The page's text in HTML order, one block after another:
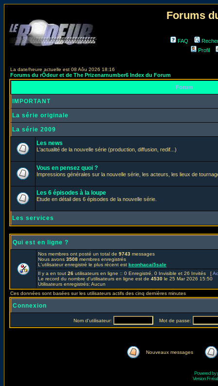
Forums
FAQ
Profil
La date/heure actuelle est 08 Aôu 2026 18:16
Forums du rÔdeur et de The Prizenarnumber6 Index du Forum
Forum
IMPORTANT
La série originale
La série 2009
Les news
L'actualité de la nouvelle série (production, diffusion, redif...)
Vous en pensez quoi ?
Impressions générales sur la nouvelle série, les acteurs, les lieux de
Les 6 épisodes à la loupe
Etude en détail des 6 épisodes de la nouvelle série.
Les services
Qui est en ligne ?
Nos membres ont posté un total de 9743 messages
Nous avons 3508 membres enregistrés
L'utilisateur enregistré le plus récent est keonhacai5sale
Il y a en tout 26 utilisateurs en ligne :: 0 Enregistré, 0 Invisible et 26 Invités [
Le record du nombre d'utilisateurs en ligne est de 4530 le 25 Mar 2026 15:50
Utilisateurs enregistrés: Aucun
Ces données sont basées sur les utilisateurs actifs des cinq dernières minutes
Connexion
Nom d'utilisateur: Mot de passe:
Nouveaux messages
Powered by
Version Fr